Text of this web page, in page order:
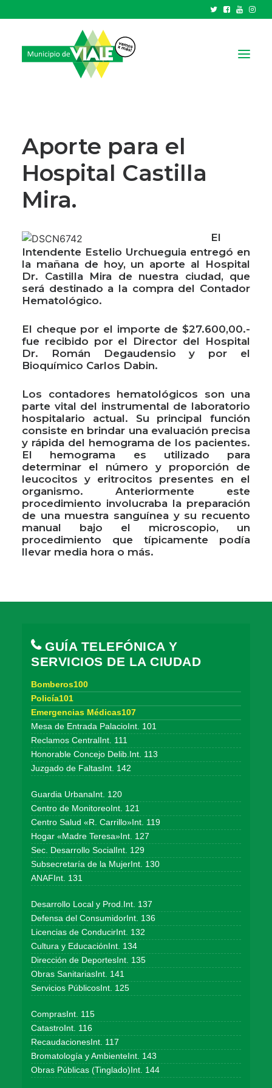
HCD
TRÁMITES Y SERVICIOS
CIUDAD
RECAUDACIONES
Aporte para el
Hospital Castilla
Mira.
El
Intendente Estelio Urchueguia entregó en
la mañana de hoy, un aporte al Hospital
Dr. Castilla Mira de nuestra ciudad, que
será destinado a la compra del Contador
Hematológico.
El cheque por el importe de $27.600,00.-
fue recibido por el Director del Hospital
Dr. Román Degaudensio y por el
Bioquímico Carlos Dabin.
Los contadores hematológicos son una
parte vital del instrumental de laboratorio
hospitalario actual. Su principal función
consiste en brindar una evaluación precisa
y rápida del hemograma de los pacientes.
El hemograma es utilizado para
determinar el número y proporción de
leucocitos y eritrocitos presentes en el
organismo. Anteriormente este
procedimiento involucraba la preparación
de una muestra sanguínea y su recuento
manual bajo el microscopio, un
procedimiento que típicamente podía
llevar media hora o más.
GUÍA TELEFÓNICA Y
SERVICIOS DE LA CIUDAD
Bomberos100
Policía101
Emergencias Médicas107
Mesa de Entrada PalacioInt. 101
Reclamos CentralInt. 111
Honorable Concejo Delib.Int. 113
Juzgado de FaltasInt. 142
Guardia UrbanaInt. 120
Centro de MonitoreoInt. 121
Centro Salud «R. Carrillo»Int. 119
Hogar «Madre Teresa»Int. 127
Sec. Desarrollo SocialInt. 129
Subsecretaría de la MujerInt. 130
ANAFInt. 131
Desarrollo Local y Prod.Int. 137
Defensa del ConsumidorInt. 136
Licencias de ConducirInt. 132
Cultura y EducaciónInt. 134
Dirección de DeportesInt. 135
Obras SanitariasInt. 141
Servicios PúblicosInt. 125
ComprasInt. 115
CatastroInt. 116
RecaudacionesInt. 117
Bromatología y AmbienteInt. 143
Obras Públicas (Tinglado)Int. 144